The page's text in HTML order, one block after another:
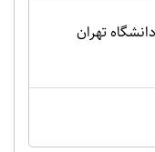
تهران